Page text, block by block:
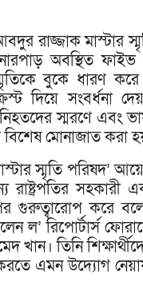
রাজ্জাক মাস্টার
অবস্থিত ফাইভ
বুকে ধারণ করে
দিয়ে সংবর্ধনা
স্মরণে এবং
মোনাজাত করা
স্মৃতি পরিষদ’
রাষ্ট্রপতির
গুরুত্বারোপ করে
ল’ রিপোর্টার্স
খান। তিনি
এমন উদ্যোগ